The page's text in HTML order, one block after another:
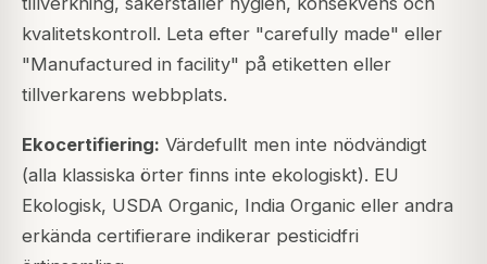
kvalitetskontroll. Leta efter "carefully made" eller
"Manufactured in facility" på etiketten eller
tillverkarens webbplats.
Ekocertifiering: Värdefullt men inte nödvändigt
(alla klassiska örter finns inte ekologiskt). EU
Ekologisk, USDA Organic, India Organic eller andra
erkända certifierare indikerar pesticidfri